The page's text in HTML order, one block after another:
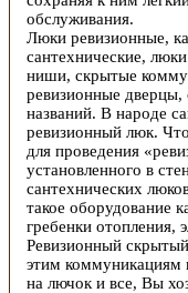
обслуживания.
Люки ревизионные,
сантехнические,
ниши, скрытые
ревизионные
названий. В народе
ревизионный люк.
для проведения
установленного в
сантехнических
такое оборудование
гребенки отопления,
Ревизионный
этим коммуникациям
на лючок и все, Вы